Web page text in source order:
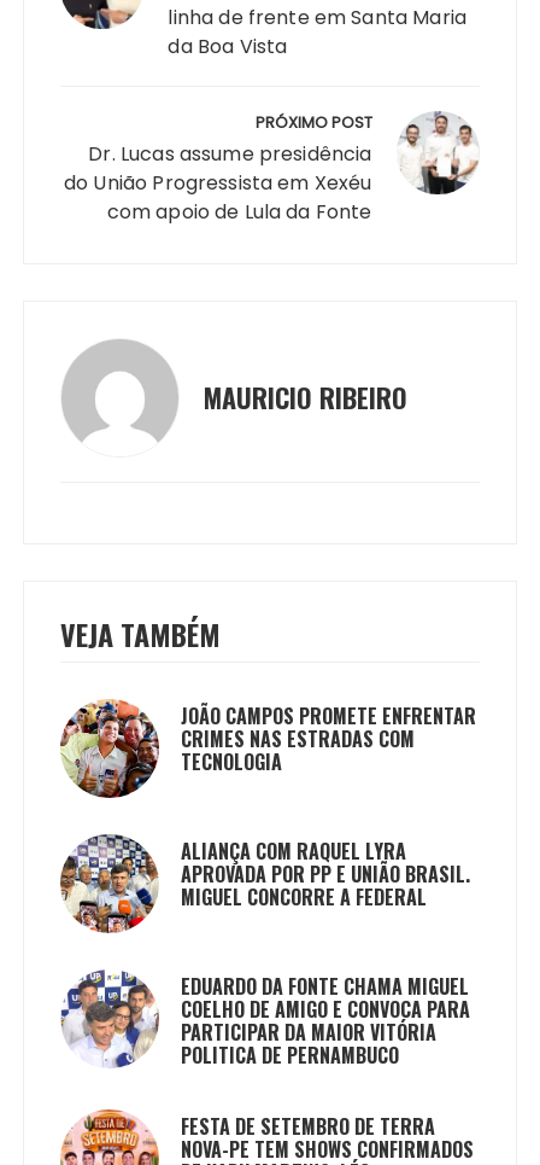
p o n
g
n
k
n a
linha de frente em Santa Maria
da Boa Vista
PRÓXIMO POST
Dr. Lucas assume presidência
do União Progressista em Xexéu
com apoio de Lula da Fonte
MAURICIO RIBEIRO
VEJA TAMBÉM
JOÃO CAMPOS PROMETE ENFRENTAR
CRIMES NAS ESTRADAS COM
TECNOLOGIA
ALIANÇA COM RAQUEL LYRA
APROVADA POR PP E UNIÃO BRASIL.
MIGUEL CONCORRE A FEDERAL
EDUARDO DA FONTE CHAMA MIGUEL
COELHO DE AMIGO E CONVOCA PARA
PARTICIPAR DA MAIOR VITÓRIA
POLITICA DE PERNAMBUCO
FESTA DE SETEMBRO DE TERRA
NOVA-PE TEM SHOWS CONFIRMADOS